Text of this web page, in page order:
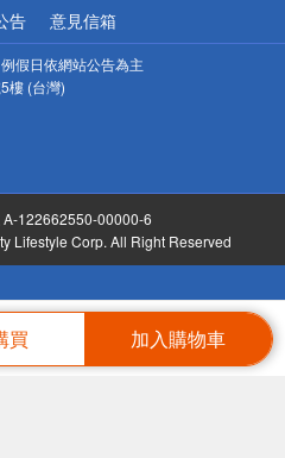
買 加入購物車
告 意見信箱
假日依網站公告為主
樓 (台灣)
A-122662550-00000-6
Lifestyle Corp. All Right Reserved